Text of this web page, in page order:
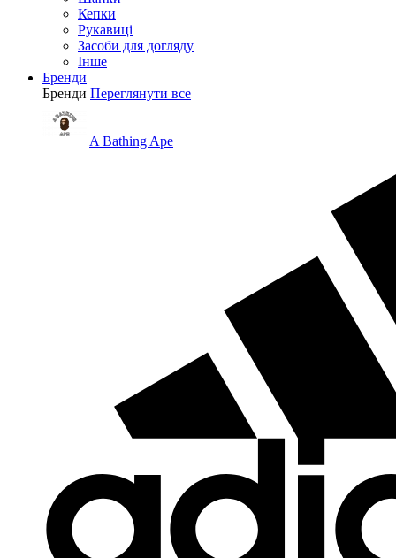
Кепки
Рукавиці
Засоби для догляду
Інше
Бренди
Бренди Переглянути все
A Bathing Ape